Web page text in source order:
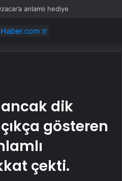
sildi
dik
gösteren
çekti.